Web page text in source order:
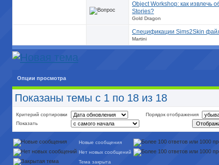
Object Workshop: как извлечь
Stories?
Gold Dragon
Спецификации Sims2Skin
Martini
Опции просмотра
Показаны темы с 1 по 18 из 18
Критерий сортировки
Порядок отображения
Показать
Новые сообщения
Нет новых сообщений
Тема закрыта